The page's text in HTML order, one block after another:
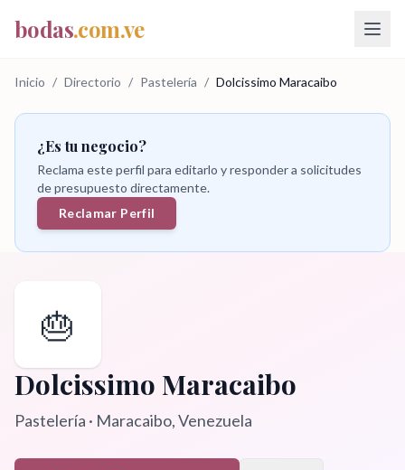
bodas.com.ve
Inicio / Directorio / Pastelería / Dolcissimo Maracaibo
¿Es tu negocio?
Reclama este perfil para editarlo y responder a solicitudes
de presupuesto directamente.
Reclamar Perfil
🎂
Dolcissimo Maracaibo
Pastelería · Maracaibo, Venezuela